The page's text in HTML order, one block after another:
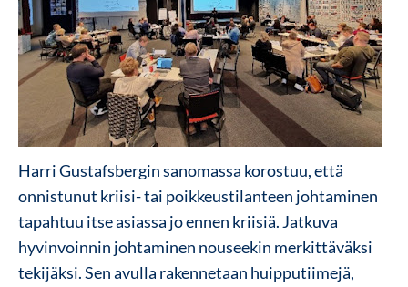
Harri Gustafsbergin sanomassa korostuu, että
onnistunut kriisi- tai poikkeustilanteen johtaminen
tapahtuu itse asiassa jo ennen kriisiä. Jatkuva
hyvinvoinnin johtaminen nouseekin merkittäväksi
tekijäksi. Sen avulla rakennetaan huipputiimejä,